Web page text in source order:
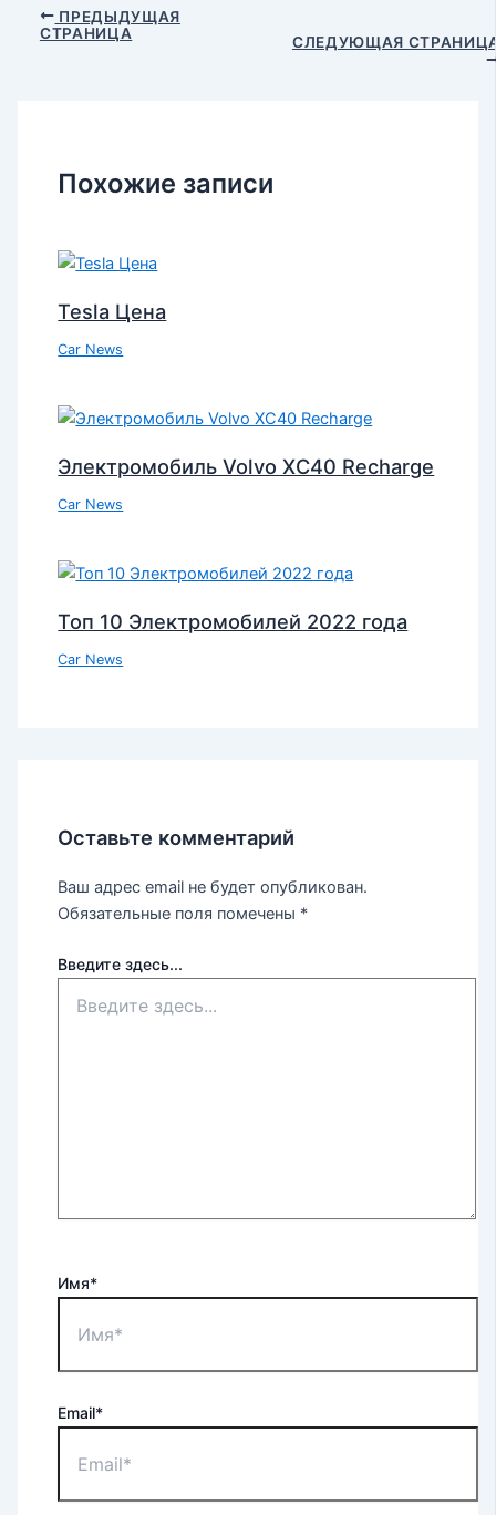
ПРЕДЫДУЩАЯ
СТРАНИЦА
СЛЕДУЮЩАЯ
Похожие записи
Tesla Цена
Car News
Электромобиль Volvo XC40 Recharge
Car News
Топ 10 Электромобилей 2022 года
Car News
Оставьте комментарий
Ваш адрес email не будет опубликован.
Обязательные поля помечены *
Введите здесь...
Имя*
Email*